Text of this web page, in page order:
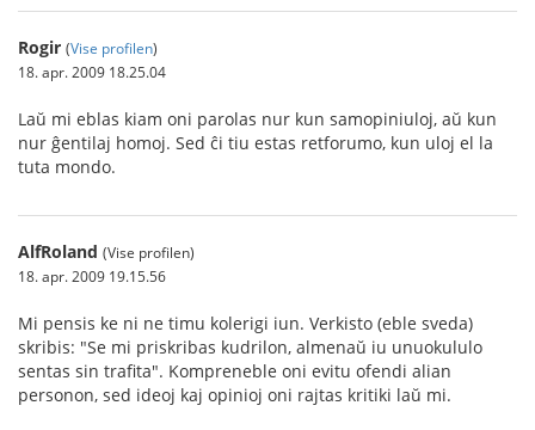
Rogir (Vise profilen)
18. apr. 2009 18.25.04
Laŭ mi eblas kiam oni parolas nur kun samopiniuloj, aŭ kun
nur ĝentilaj homoj. Sed ĉi tiu estas retforumo, kun uloj el la
tuta mondo.
AlfRoland (Vise profilen)
18. apr. 2009 19.15.56
Mi pensis ke ni ne timu kolerigi iun. Verkisto (eble sveda)
skribis: "Se mi priskribas kudrilon, almenaŭ iu unuokululo
sentas sin trafita". Kompreneble oni evitu ofendi alian
personon, sed ideoj kaj opinioj oni rajtas kritiki laŭ mi.